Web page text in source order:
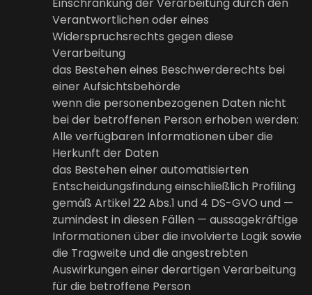
Verantwortlichen oder eines
Widerspruchsrechts gegen diese
Verarbeitung
das Bestehen eines Beschwerderechts bei
einer Aufsichtsbehörde
wenn die personenbezogenen Daten nicht
bei der betroffenen Person erhoben werden:
Alle verfügbaren Informationen über die
Herkunft der Daten
das Bestehen einer automatisierten
Entscheidungsfindung einschließlich Profiling
gemäß Artikel 22 Abs.1 und 4 DS-GVO und —
zumindest in diesen Fällen — aussagekräftige
Informationen über die involvierte Logik sowie
die Tragweite und die angestrebten
Auswirkungen einer derartigen Verarbeitung
für die betroffene Person